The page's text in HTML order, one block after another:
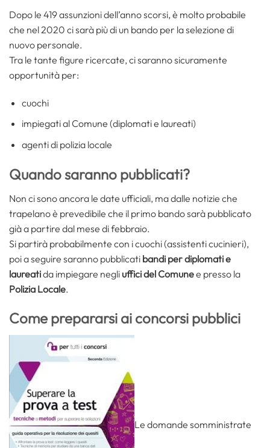
Dopo le 419 assunzioni dell’anno scorsi, è molto probabile
che nel 2020 ci sarà più di un bando per la selezione di
nuovo personale.
Tra le tante figure ricercate, ci saranno sicuramente
opportunità per:
cuochi
impiegati al Comune (diplomati e laureati)
agenti di polizia locale
Quando saranno pubblicati?
Non ci sono ancora le date ufficiali, ma dalle notizie che
trapelano è prevedibile che il primo bando sarà pubblicato
già a partire dal mese di febbraio.
Si partirà probabilmente con i cuochi (assistenti cucinieri),
poi a seguire saranno pubblicati bandi per diplomati e
laureatida impiegare negli uffici del Comunee presso la
Polizia Locale.
Come prepararsi ai concorsi pubblici
Le domande somministrate